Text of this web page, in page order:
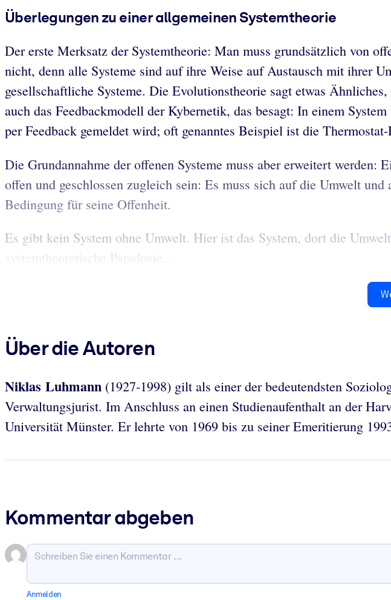
Überlegungen zu einer allgemeinen Systemtheorie
Der erste Merksatz der Systemtheorie: Man muss grundsätzlich von
nicht, denn alle Systeme sind auf ihre Weise auf Austausch mit ihrer
gesellschaftliche Systeme. Die Evolutionstheorie sagt etwas
auch das Feedbackmodell der Kybernetik, das besagt: In einem
per Feedback gemeldet wird; oft genanntes Beispiel ist die
Die Grundannahme der offenen Systeme muss aber erweitert
offen und geschlossen zugleich sein: Es muss sich auf die Umwelt
Bedingung für seine Offenheit.
Es gibt kein System ohne Umwelt. Hier ist das System, dort die
systemtheoretische Paradoxie...
Über die Autoren
Niklas Luhmann (1927-1998) gilt als einer der bedeutendsten
Verwaltungsjurist. Im Anschluss an einen Studienaufenthalt an der
Universität Münster. Er lehrte von 1969 bis zu seiner Emeritierung
Kommentar abgeben
Anmelden